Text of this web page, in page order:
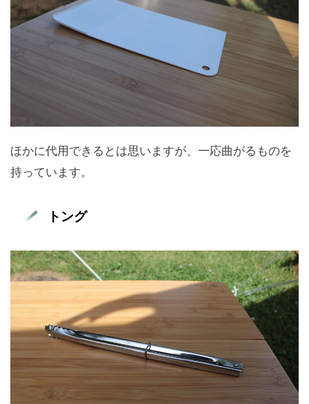
ほかに代用できるとは思いますが、一応曲がるものを
持っています。
トング